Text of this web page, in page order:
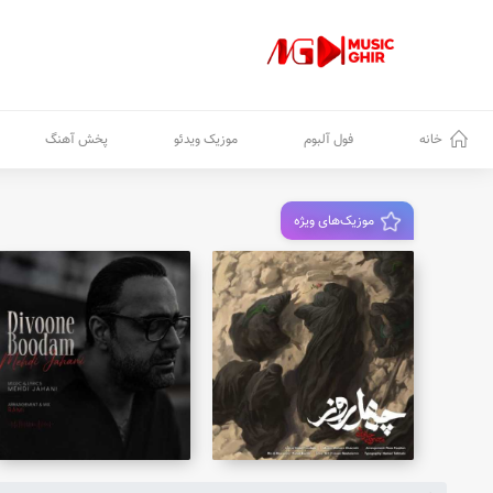
خانه فول آلبوم موزیک ویدئو پخش آهنگ
موزیک‌های ویژه